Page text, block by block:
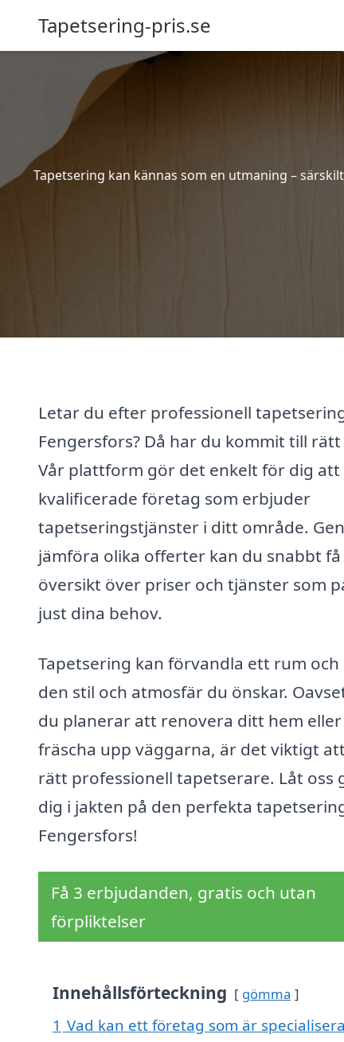
Tapetsering-pris.se
Tapetsering kan kännas som en utmaning –
Letar du efter professionell
Fengersfors? Då har du kommit till rätt
Vår plattform gör det enkelt för dig
kvalificerade företag som erbjuder
tapetseringstjänster i ditt område.
jämföra olika offerter kan du snabbt få
översikt över priser och tjänster som
just dina behov.
Tapetsering kan förvandla ett rum och
den stil och atmosfär du önskar.
du planerar att renovera ditt hem
fräscha upp väggarna, är det viktigt
rätt professionell tapetserare. Låt oss
dig i jakten på den perfekta
Fengersfors!
Få 3 erbjudanden, gratis och utan
förpliktelser
Innehållsförteckning gömma
1 Vad kan ett företag som är